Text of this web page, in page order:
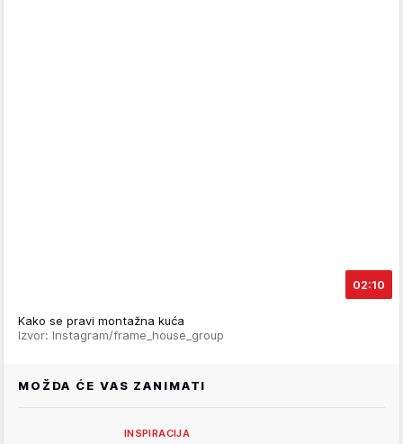
02:10
Kako se pravi montažna kuća
Izvor: Instagram/frame_house_group
MOŽDA ĆE VAS ZANIMATI
INSPIRACIJA